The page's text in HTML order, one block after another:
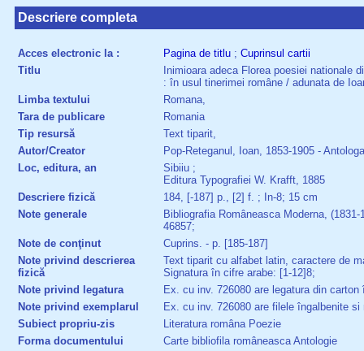
Descriere completa
Acces electronic la : Pagina de titlu ; Cuprinsul cartii
Titlu
Inimioara adeca Florea poesiei nationale
: în usul tinerimei române / adunata de
Limba textului
Romana,
Tara de publicare
Romania
Tip resursă
Text tiparit,
Autor/Creator
Pop-Reteganul, Ioan, 1853-1905 -
Loc, editura, an
Sibiiu ;
Editura Typografiei W. Krafft, 1885
Descriere fizică
184, [-187] p., [2] f. ; In-8; 15 cm
Note generale
Bibliografia Româneasca Moderna,
46857;
Note de conţinut
Cuprins. - p. [185-187]
Note privind descrierea
fizică
Text tiparit cu alfabet latin, caractere de
Signatura în cifre arabe: [1-12]8;
Note privind legatura
Ex. cu inv. 726080 are legatura din
Note privind exemplarul
Ex. cu inv. 726080 are filele îngalbenite si
Subiect propriu-zis
Literatura româna Poezie
Forma documentului
Carte bibliofila româneasca Antologie